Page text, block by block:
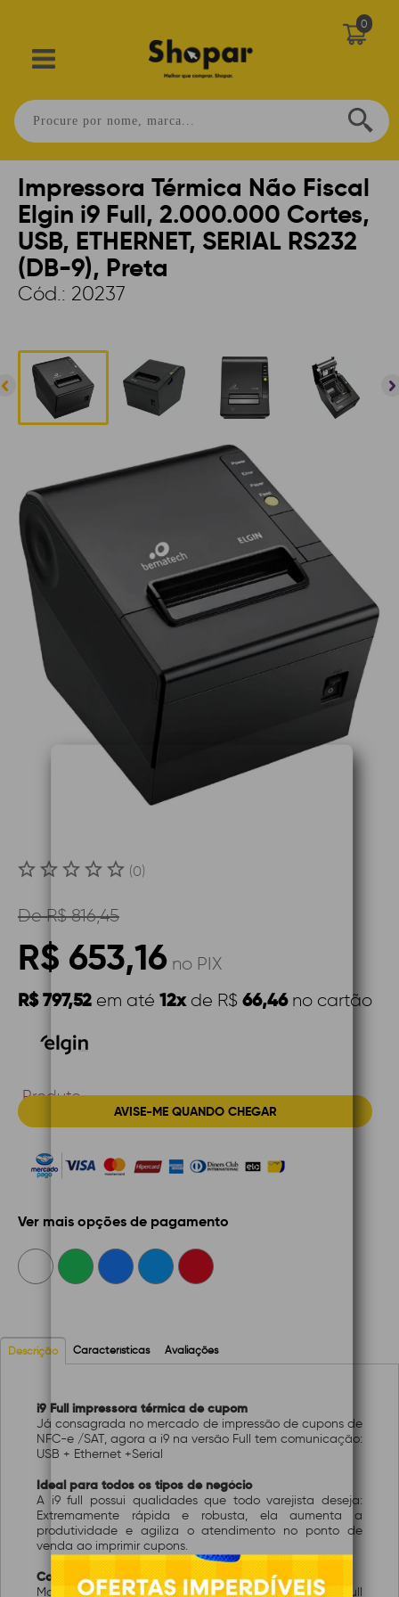
0
Impressora Térmica Não Fiscal
Elgin i9 Full, 2.000.000 Cortes,
USB, ETHERNET, SERIAL RS232
(DB-9), Preta
Cód.: 20237
(0)
DeR$ 816,45
R$ 653,16 no PIX
R$ 797,52 em até 12xde R$ 66,46no cartão
AVISE-ME QUANDO CHEGAR
Produto
Ver mais opções de pagamento
Descrição Características Avaliações
i9 Full impressora térmica de cupom
Já consagrada no mercado de impressão de cupons de
NFC-e /SAT, agora a i9 na versão Full tem comunicação:
USB + Ethernet +Serial
Ideal para todos os tipos de negócio
A i9 full possui qualidades que todo varejista deseja:
Extremamente rápida e robusta, ela aumenta a
produtividade e agiliza o atendimento no ponto de
venda ao imprimir cupons.
Comunicação Ampliada
Mais comunicação e mais possibilidades: A versão full